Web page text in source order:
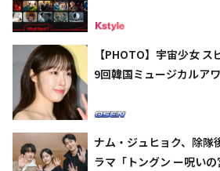
【PHOTO】宇宙少女
9回韓国ミュージカルア
ナム・ジュヒョク、除
ラマ「トングン ー呪い